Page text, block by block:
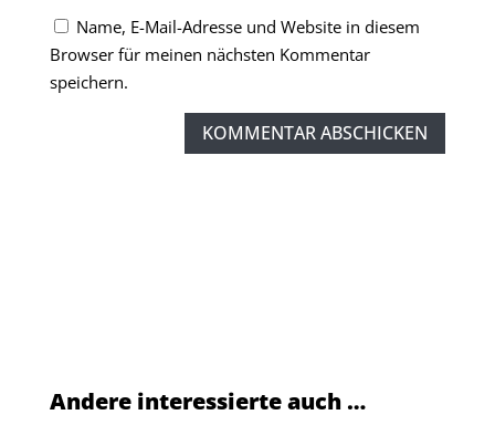
Name, E-Mail-Adresse und Website in diesem
Browser für meinen nächsten Kommentar
speichern.
KOMMENTAR ABSCHICKEN
Andere interessierte auch …